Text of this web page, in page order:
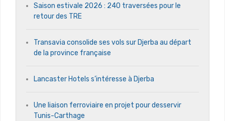
Saison estivale 2026 : 240 traversées pour le
retour des TRE
Transavia consolide ses vols sur Djerba au départ
de la province française
Lancaster Hotels s’intéresse à Djerba
Une liaison ferroviaire en projet pour desservir
Tunis-Carthage